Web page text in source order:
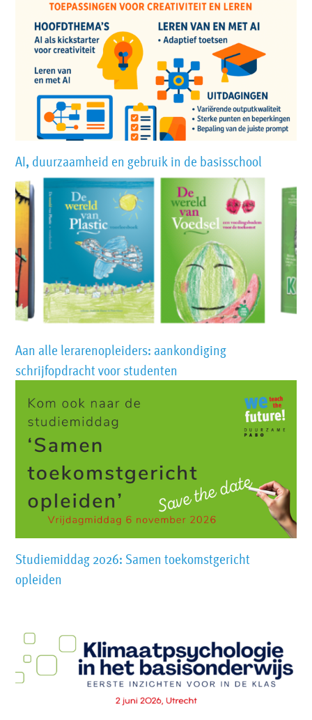
AI, duurzaamheid en gebruik in de basisschool
Aan alle lerarenopleiders: aankondiging
schrijfopdracht voor studenten
Studiemiddag 2026: Samen toekomstgericht
opleiden